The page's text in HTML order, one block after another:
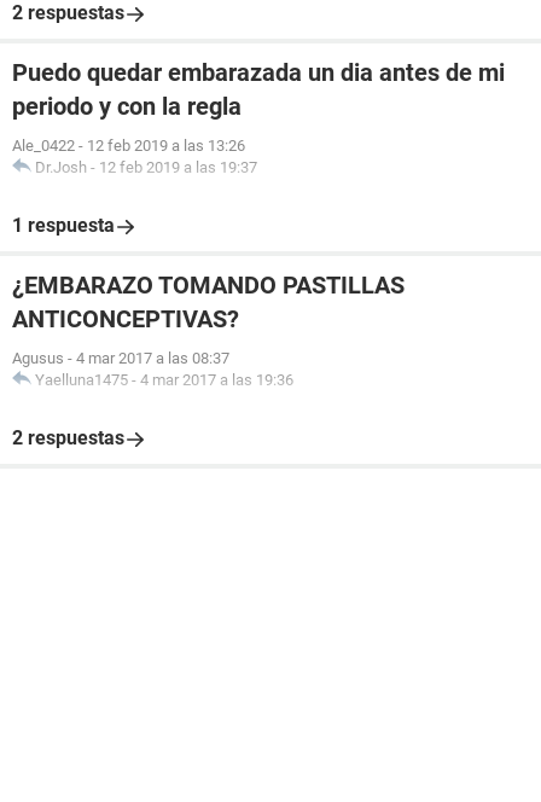
2 respuestas
Puedo quedar embarazada un dia antes de mi
periodo y con la regla
Ale_0422 - 12 feb 2019 a las 13:26
Dr.Josh - 12 feb 2019 a las 19:37
1 respuesta
¿EMBARAZO TOMANDO PASTILLAS
ANTICONCEPTIVAS?
Agusus - 4 mar 2017 a las 08:37
Yaelluna1475 - 4 mar 2017 a las 19:36
2 respuestas